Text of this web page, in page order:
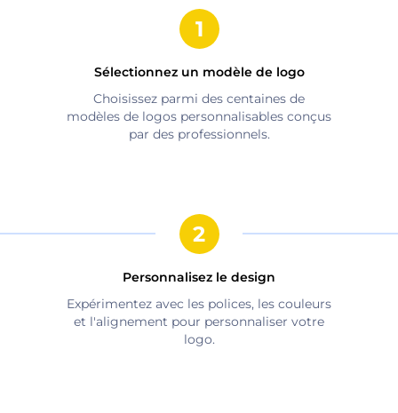
Sélectionnez un modèle de logo
Choisissez parmi des centaines de
modèles de logos personnalisables conçus
par des professionnels.
Personnalisez le design
Expérimentez avec les polices, les couleurs
et l'alignement pour personnaliser votre
logo.